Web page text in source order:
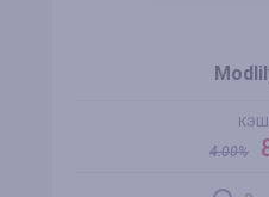
4.00%